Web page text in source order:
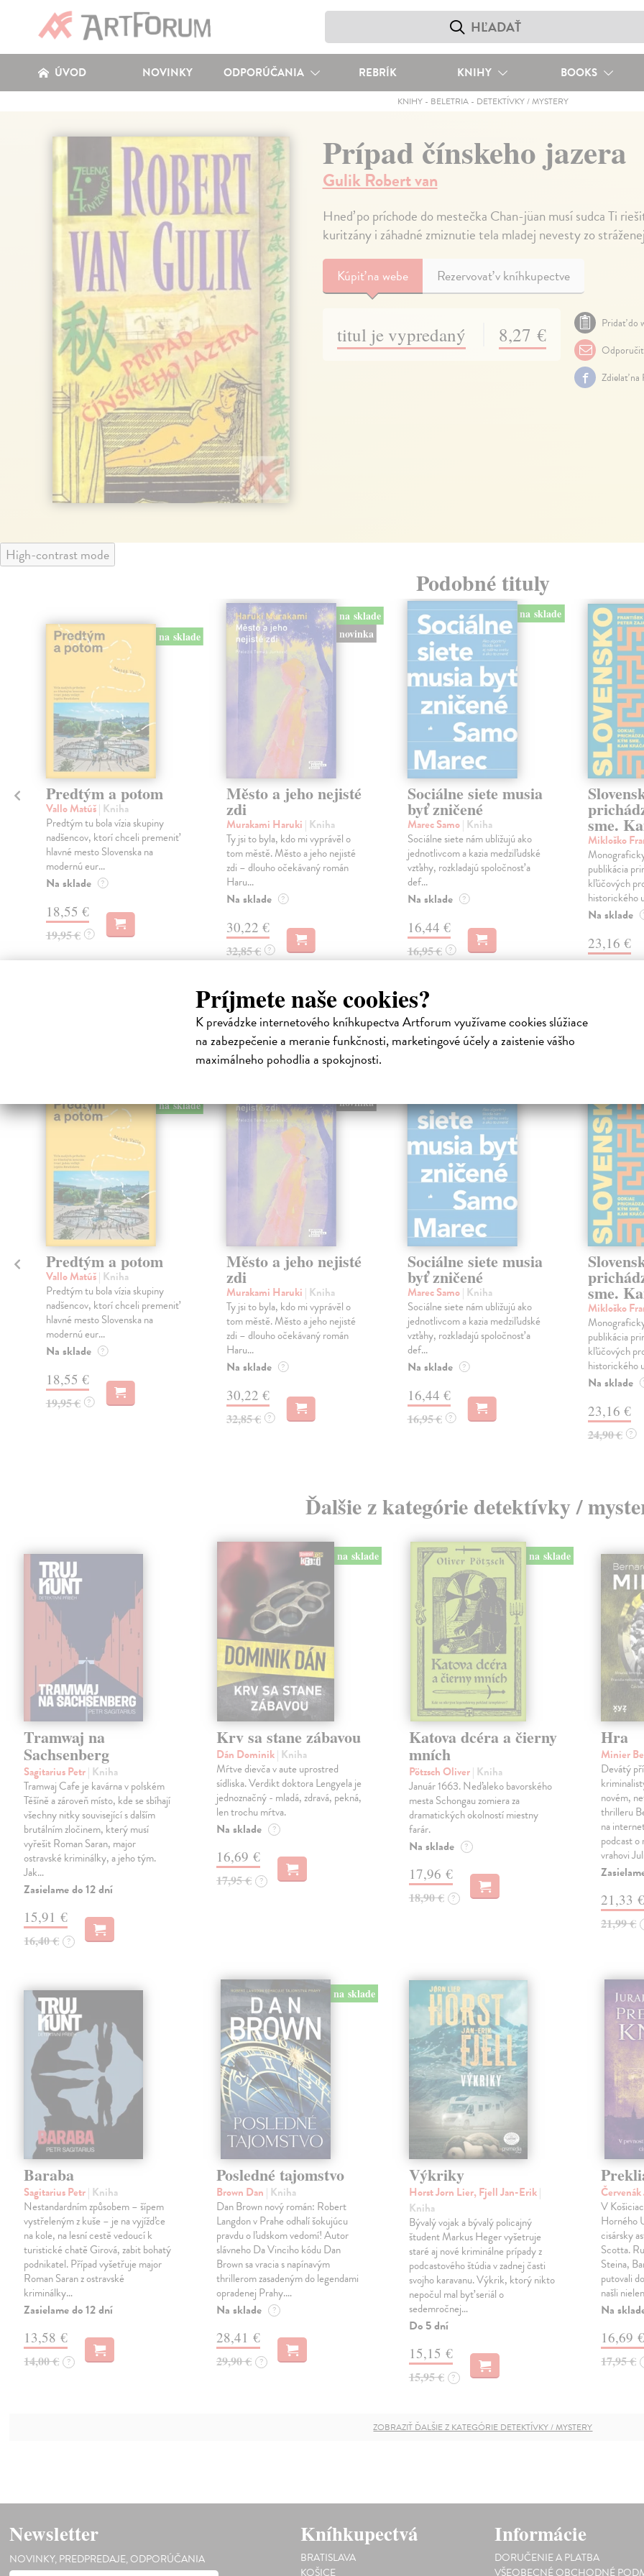
Príjmete naše cookies?
K prevádzke internetového kníhkupectva Artforum využívame cookies slúžiace
na zabezpečenie a meranie funkčnosti, marketingové účely a zaistenie vášho
maximálneho pohodlia a spokojnosti.
ÚVOD NOVINKY ODPORÚČANIA REBRÍK KNIHY BOOKS
KNIHY- BELETRIA- DETEKTÍVKY / MYSTERY
Prípad čínskeho jazera
Gulik Robert van
Hneď po príchode do mestečka Chan-jüan musí sudca Ti
kuritzány i záhadné zmiznutie tela mladej nevesty zo
Kúpiťna webe Rezervovať v kníhkupectve
titul je vypredaný 8,27 €
Pridať do
Zdielať na
High-contrast mode
Podobné tituly
na sklade
Predtým a potom
Vallo Matúš| Kniha
Predtým tu bola vízia skupiny
nadšencov, ktorí chceli premeniť
hlavné mesto Slovenska na
modernú eur...
Na sklade ?
18,55 €
19,95 € ?
na sklade
novinka
Město a jeho nejisté
zdi
Murakami Haruki | Kniha
Ty jsi to byla, kdo mi vyprávěl o
tom městě. Město a jeho nejisté
zdi – dlouho očekávaný román
Haru...
Na sklade ?
30,22 €
32,85 € ?
na sklade
Sociálne siete musia
byť zničené
Marec Samo| Kniha
Sociálne siete nám ubližujú ako
jednotlivcom a kazia medziľudské
vzťahy, rozkladajú spoločnosť a
def...
Na sklade ?
16,44 €
16,95 € ?
sme.
Mikloško
publikácia
kľúčových
historického
Na sklade
23,16 €
Čitatelia s podobným vkusom si kúpili
na sklade
Predtým a potom
Vallo Matúš| Kniha
Predtým tu bola vízia skupiny
nadšencov, ktorí chceli premeniť
hlavné mesto Slovenska na
modernú eur...
Na sklade ?
18,55 €
19,95 € ?
novinka
Město a jeho nejisté
zdi
Murakami Haruki | Kniha
Ty jsi to byla, kdo mi vyprávěl o
tom městě. Město a jeho nejisté
zdi – dlouho očekávaný román
Haru...
Na sklade ?
30,22 €
32,85 € ?
Sociálne siete musia
byť zničené
Marec Samo| Kniha
Sociálne siete nám ubližujú ako
jednotlivcom a kazia medziľudské
vzťahy, rozkladajú spoločnosť a
def...
Na sklade ?
16,44 €
16,95 € ?
sme.
Mikloško
publikácia
kľúčových
historického
Na sklade
23,16 €
24,90 € ?
Ďalšie z kategórie detektívky /
Tramwaj na
Sachsenberg
Sagitarius Petr| Kniha
Tramwaj Cafe je kavárna v polském
Těšíně a zároveň místo, kde se sbíhají
všechny nitky související s dalším
brutálním zločinem, který musí
vyřešit Roman Saran, major
ostravské kriminálky, a jeho tým.
Jak…
Zasielame do 12 dní
15,91 €
16,40 € ?
na sklade
Krv sa stane zábavou
Dán Dominik| Kniha
Mŕtve dievča v aute uprostred
sídliska. Verdikt doktora Lengyela je
jednoznačný - mladá, zdravá, pekná,
len trochu mŕtva.
Na sklade ?
16,69 €
17,95 € ?
na sklade
Katova dcéra a čierny
mních
Pötzsch Oliver| Kniha
Január 1663. Neďaleko bavorského
mesta Schongau zomiera za
dramatických okolností miestny
farár.
Na sklade ?
17,96 €
18,90 € ?
Hra
Minier
Devátý
novém,
thrilleru
na
podcast
vrahovi
21,33 €
21,99 €
Baraba
Sagitarius Petr| Kniha
Nestandardním způsobem – šípem
vystřeleným z kuše – je na vyjížďce
na kole, na lesní cestě vedoucí k
turistické chatě Girová, zabit bohatý
podnikatel. Případ vyšetřuje major
Roman Saran z ostravské
kriminálky…
Zasielame do 12 dní
13,58 €
14,00 € ?
na sklade
Posledné tajomstvo
Brown Dan | Kniha
Dan Brown nový román: Robert
Langdon v Prahe odhalí šokujúcu
pravdu o ľudskom vedomí! Autor
slávneho Da Vinciho kódu Dan
Brown sa vracia s napínavým
thrillerom zasadeným do legendami
opradenej Prahy.…
Na sklade ?
28,41 €
29,90 € ?
Výkriky
Horst Jorn Lier, Fjell Jan-Erik|
Kniha
Bývalý vojak a bývalý policajný
študent Markus Heger vyšetruje
staré aj nové kriminálne prípady z
podcastového štúdia v zadnej časti
svojho karavanu. Výkrik, ktorý nikto
nepočul mal byť seriál o
sedemročnej…
Do 5 dní
15,15 €
15,95 € ?
Červenák
V
Horného
cisársky
Scotta.
Steina,
putovali
našli
Na
16,69 €
17,95 €
ZOBRAZIŤ ĎALŠIE Z KATEGÓRIE DETEKTÍVKY / MYSTERY
Newsletter
NOVINKY, PREDPREDAJE, ODPORÚČANIA
Kníhkupectvá
BRATISLAVA
Informácie
DORUČENIE A PLATBA